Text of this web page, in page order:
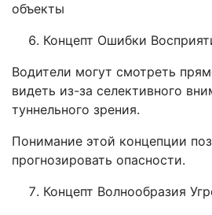
объекты
Концепт Ошибки
Водители могут смотреть
видеть из-за селективного
туннельного зрения.
Понимание этой концепции
прогнозировать опасности.
Концепт Волнообразия